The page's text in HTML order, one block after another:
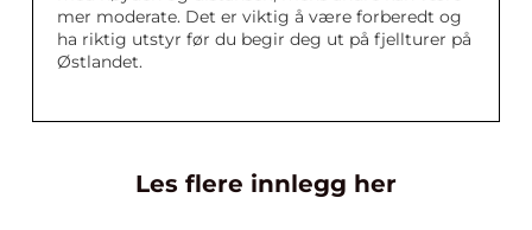
mer moderate. Det er viktig å være forberedt og
ha riktig utstyr før du begir deg ut på fjellturer på
Østlandet.
Les flere innlegg her